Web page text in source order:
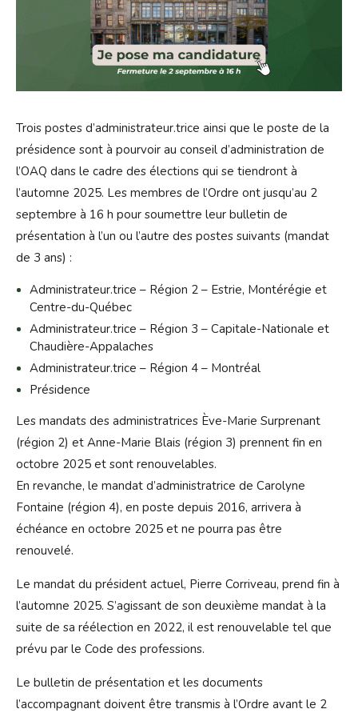
Trois postes d’administrateur.trice ainsi que le poste de la
présidence sont à pourvoir au conseil d’administration de
l’OAQ dans le cadre des élections qui se tiendront à
l’automne 2025. Les membres de l’Ordre ont jusqu’au 2
septembre à 16 h pour soumettre leur bulletin de
présentation à l’un ou l’autre des postes suivants (mandat
de 3 ans) :
Administrateur.trice – Région 2 – Estrie, Montérégie et
Centre-du-Québec
Administrateur.trice – Région 3 – Capitale-Nationale et
Chaudière-Appalaches
Administrateur.trice – Région 4 – Montréal
Présidence
Les mandats des administratrices Ève-Marie Surprenant
(région 2) et Anne-Marie Blais (région 3) prennent fin en
octobre 2025 et sont renouvelables.
En revanche, le mandat d’administratrice de Carolyne
Fontaine (région 4), en poste depuis 2016, arrivera à
échéance en octobre 2025 et ne pourra pas être
renouvelé.
Le mandat du président actuel, Pierre Corriveau, prend fin à
l’automne 2025. S’agissant de son deuxième mandat à la
suite de sa réélection en 2022, il est renouvelable tel que
prévu par le Code des professions.
Le bulletin de présentation et les documents
l’accompagnant doivent être transmis à l’Ordre avant le 2